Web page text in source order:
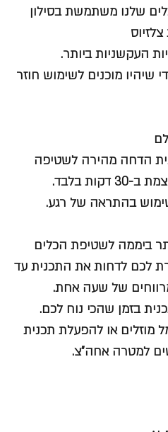
שלנו משתמשת בסילון
העקשניות ביותר.
שיהיו מוכנים לשימוש חוזר
הדחה מהירה לשטיפה
בלבד.
בהתראה של רגע.
ביממה לשטיפת הכלים
לכם לדחות את התכנית עד
בזמן שהכי נוח לכם.
מוזלים או להפעלת תכנית
למטרה אחה"צ.